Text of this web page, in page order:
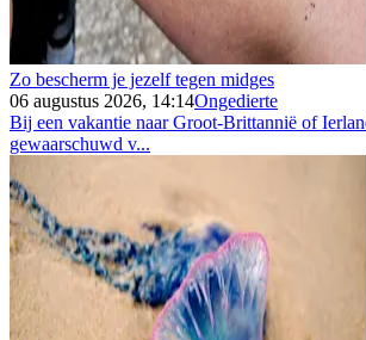
Zo bescherm je jezelf tegen midges
06 augustus 2026, 14:14Ongedierte
Bij een vakantie naar Groot-Brittannië of
gewaarschuwd v...